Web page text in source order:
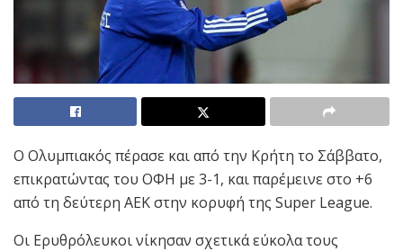
Ο Ολυμπιακός πέρασε και από την Κρήτη το Σάββατο,
επικρατώντας του ΟΦΗ με 3-1, και παρέμεινε στο +6
από τη δεύτερη ΑΕΚ στην κορυφή της Super League.
Οι Ερυθρόλευκοι νίκησαν σχετικά εύκολα τους